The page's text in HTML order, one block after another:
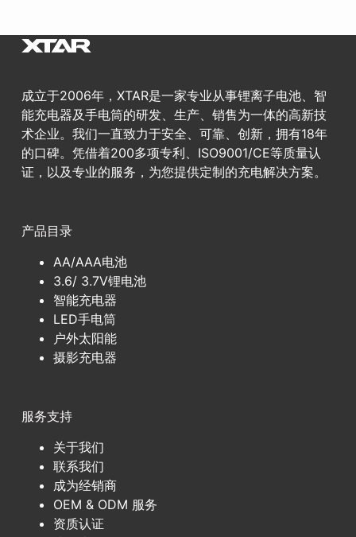
成立于2006年，XTAR是一家专业从事锂离子电池、智
能充电器及手电筒的研发、生产、销售为一体的高新技
术企业。我们一直致力于安全、可靠、创新，拥有18年
的口碑。凭借着200多项专利、ISO9001/CE等质量认
证，以及专业的服务，为您提供定制的充电解决方案。
产品目录
AA/AAA电池
3.6/ 3.7V锂电池
智能充电器
LED手电筒
户外太阳能
摄影充电器
服务支持
关于我们
联系我们
成为经销商
OEM & ODM 服务
资质认证